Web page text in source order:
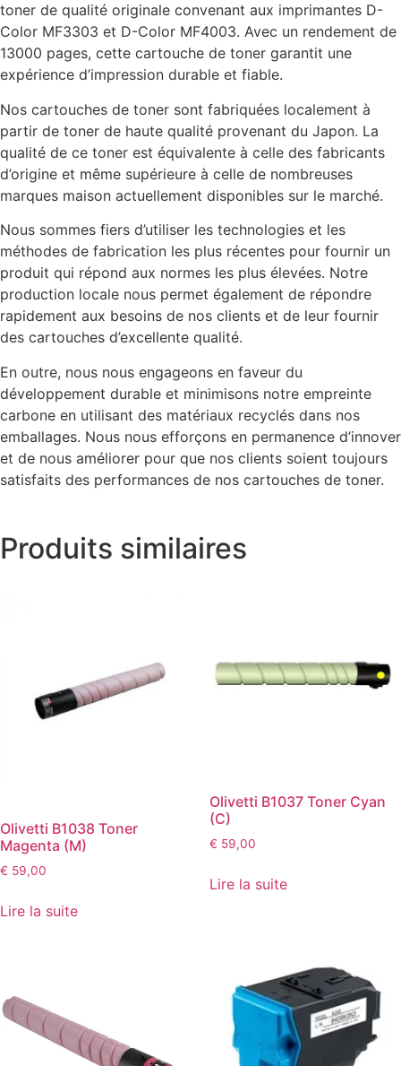
toner de qualité originale convenant aux imprimantes D-
Color MF3303 et D-Color MF4003. Avec un rendement de
13000 pages, cette cartouche de toner garantit une
expérience d’impression durable et fiable.
Nos cartouches de toner sont fabriquées localement à
partir de toner de haute qualité provenant du Japon. La
qualité de ce toner est équivalente à celle des fabricants
d’origine et même supérieure à celle de nombreuses
marques maison actuellement disponibles sur le marché.
Nous sommes fiers d’utiliser les technologies et les
méthodes de fabrication les plus récentes pour fournir un
produit qui répond aux normes les plus élevées. Notre
production locale nous permet également de répondre
rapidement aux besoins de nos clients et de leur fournir
des cartouches d’excellente qualité.
En outre, nous nous engageons en faveur du
développement durable et minimisons notre empreinte
carbone en utilisant des matériaux recyclés dans nos
emballages. Nous nous efforçons en permanence d’innover
et de nous améliorer pour que nos clients soient toujours
satisfaits des performances de nos cartouches de toner.
Produits similaires
Olivetti B1038 Toner
Magenta (M)
€ 59,00
Lire la suite
Olivetti B1037 Toner Cyan
(C)
€ 59,00
Lire la suite